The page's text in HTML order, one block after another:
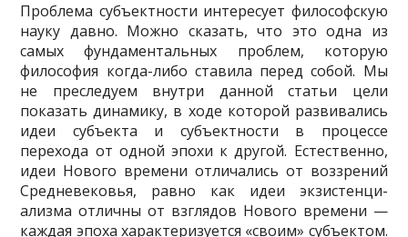
Проблема субъектности интересует философ­скую
науку давно. Можно сказать, что это одна из
самых фундаментальных проблем, которую
филосо­фия когда-либо ставила перед собой. Мы
не преследу­ем внутри данной статьи цели
показать динамику, в ходе которой развивались
идеи субъекта и субъект­ности в процессе
перехода от одной эпохи к другой. Естественно,
идеи Нового времени отличались от воз­зрений
Средневековья, равно как идеи экзистенци­
ализма отличны от взглядов Нового времени —
каж­дая эпоха характеризуется «своим» субъектом.